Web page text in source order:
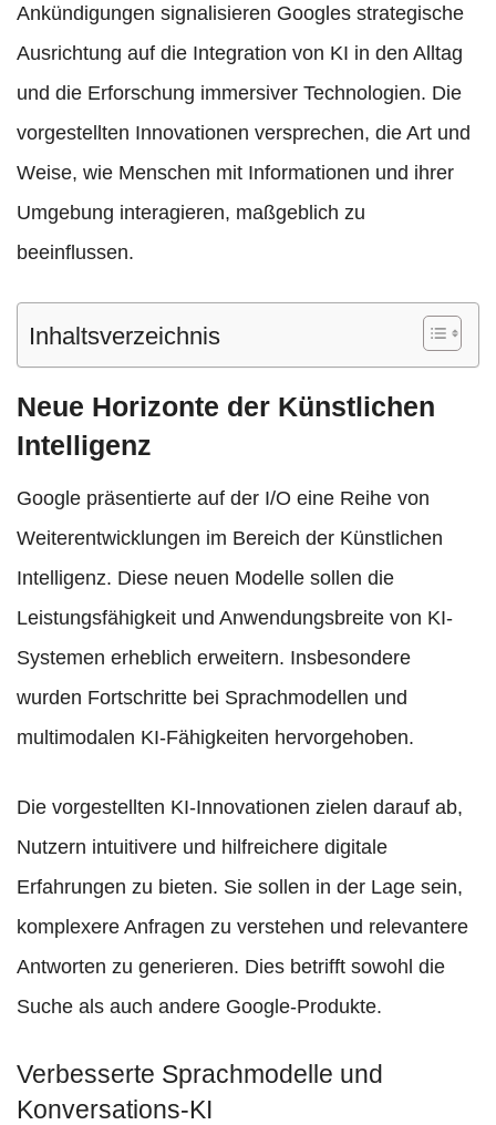
Ankündigungen signalisieren Googles strategische
Ausrichtung auf die Integration von KI in den Alltag
und die Erforschung immersiver Technologien. Die
vorgestellten Innovationen versprechen, die Art und
Weise, wie Menschen mit Informationen und ihrer
Umgebung interagieren, maßgeblich zu
beeinflussen.
Inhaltsverzeichnis
Neue Horizonte der Künstlichen
Intelligenz
Google präsentierte auf der I/O eine Reihe von
Weiterentwicklungen im Bereich der Künstlichen
Intelligenz. Diese neuen Modelle sollen die
Leistungsfähigkeit und Anwendungsbreite von KI-
Systemen erheblich erweitern. Insbesondere
wurden Fortschritte bei Sprachmodellen und
multimodalen KI-Fähigkeiten hervorgehoben.
Die vorgestellten KI-Innovationen zielen darauf ab,
Nutzern intuitivere und hilfreichere digitale
Erfahrungen zu bieten. Sie sollen in der Lage sein,
komplexere Anfragen zu verstehen und relevantere
Antworten zu generieren. Dies betrifft sowohl die
Suche als auch andere Google-Produkte.
Verbesserte Sprachmodelle und
Konversations-KI